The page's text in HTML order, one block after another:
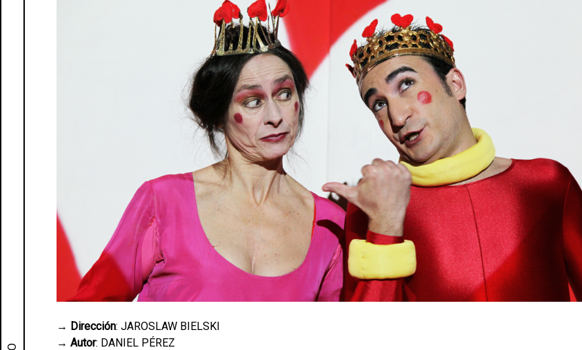
→ Dirección: JAROSLAW BIELSKI
→ Autor: DANIEL PÉREZ